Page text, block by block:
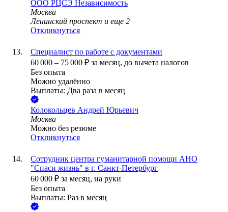
ООО РЦСЭ Независимость
Москва
Ленинский проспект и еще 2
Откликнуться
Специалист по работе с документами
60 000 – 75 000 ₽ за месяц, до вычета налогов
Без опыта
Можно удалённо
Выплаты: Два раза в месяц
Колокольцев Андрей Юрьевич
Москва
Можно без резюме
Откликнуться
Сотрудник центра гуманитарной помощи АНО
"Спаси жизнь" в г. Санкт-Петербург
60 000 ₽ за месяц, на руки
Без опыта
Выплаты: Раз в месяц